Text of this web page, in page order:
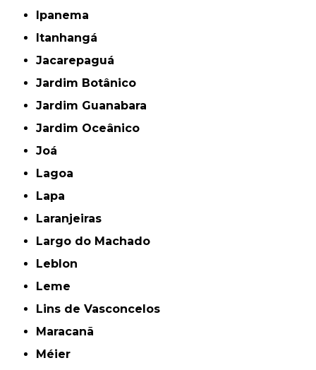
Ipanema
Itanhangá
Jacarepaguá
Jardim Botânico
Jardim Guanabara
Jardim Oceânico
Joá
Lagoa
Lapa
Laranjeiras
Largo do Machado
Leblon
Leme
Lins de Vasconcelos
Maracanã
Méier